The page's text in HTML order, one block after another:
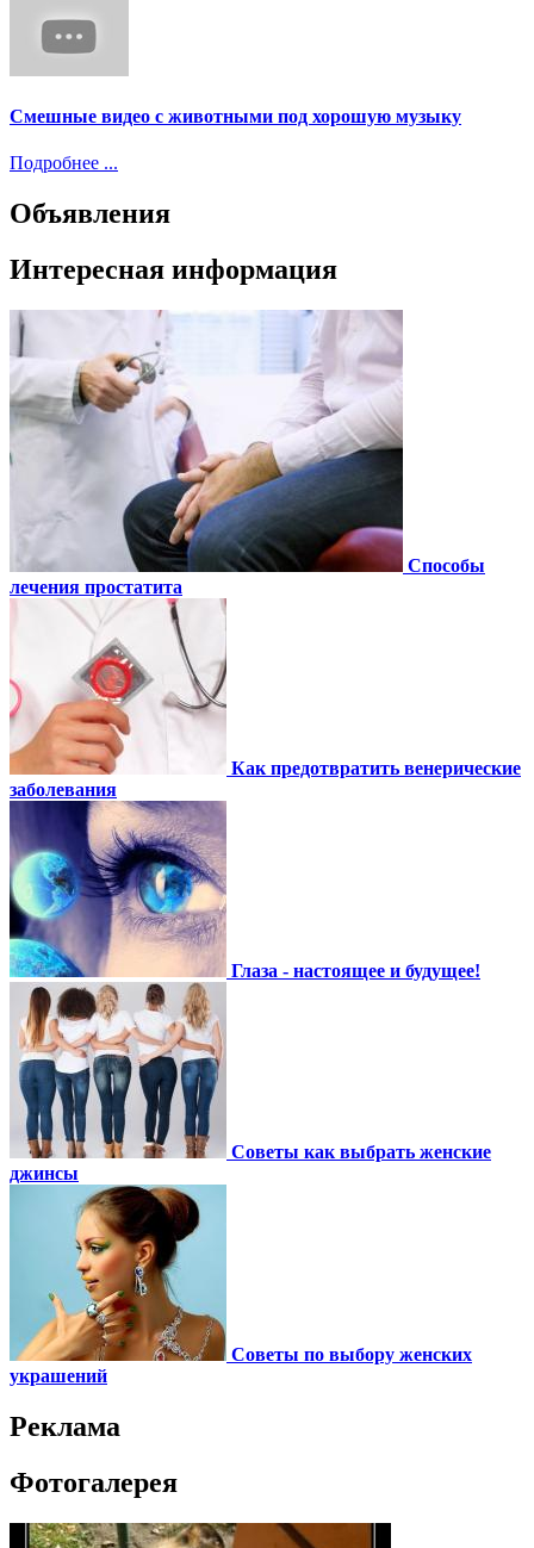
Смешные видео с животными под хорошую музыку
Подробнее ...
Объявления
Интересная информация
Способы
лечения простатита
Как предотвратить венерические
заболевания
Глаза - настоящее и будущее!
Советы как выбрать женские
джинсы
Советы по выбору женских
украшений
Реклама
Фотогалерея